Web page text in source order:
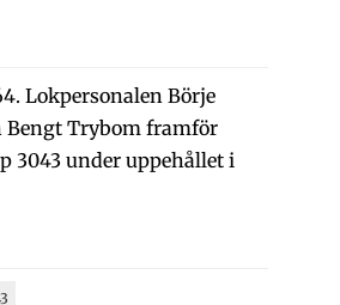
Lokpersonalen Börje
Bengt Trybom framför
3043 under uppehållet i